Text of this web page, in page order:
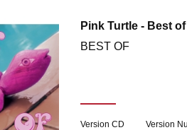
Pink Turtle - Best of
BEST OF
Version CD Version